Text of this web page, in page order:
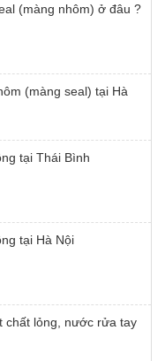
(màng nhôm) ở đâu ?
(màng seal) tại Hà
tại Thái Bình
tại Hà Nội
chất lỏng, nước rửa tay